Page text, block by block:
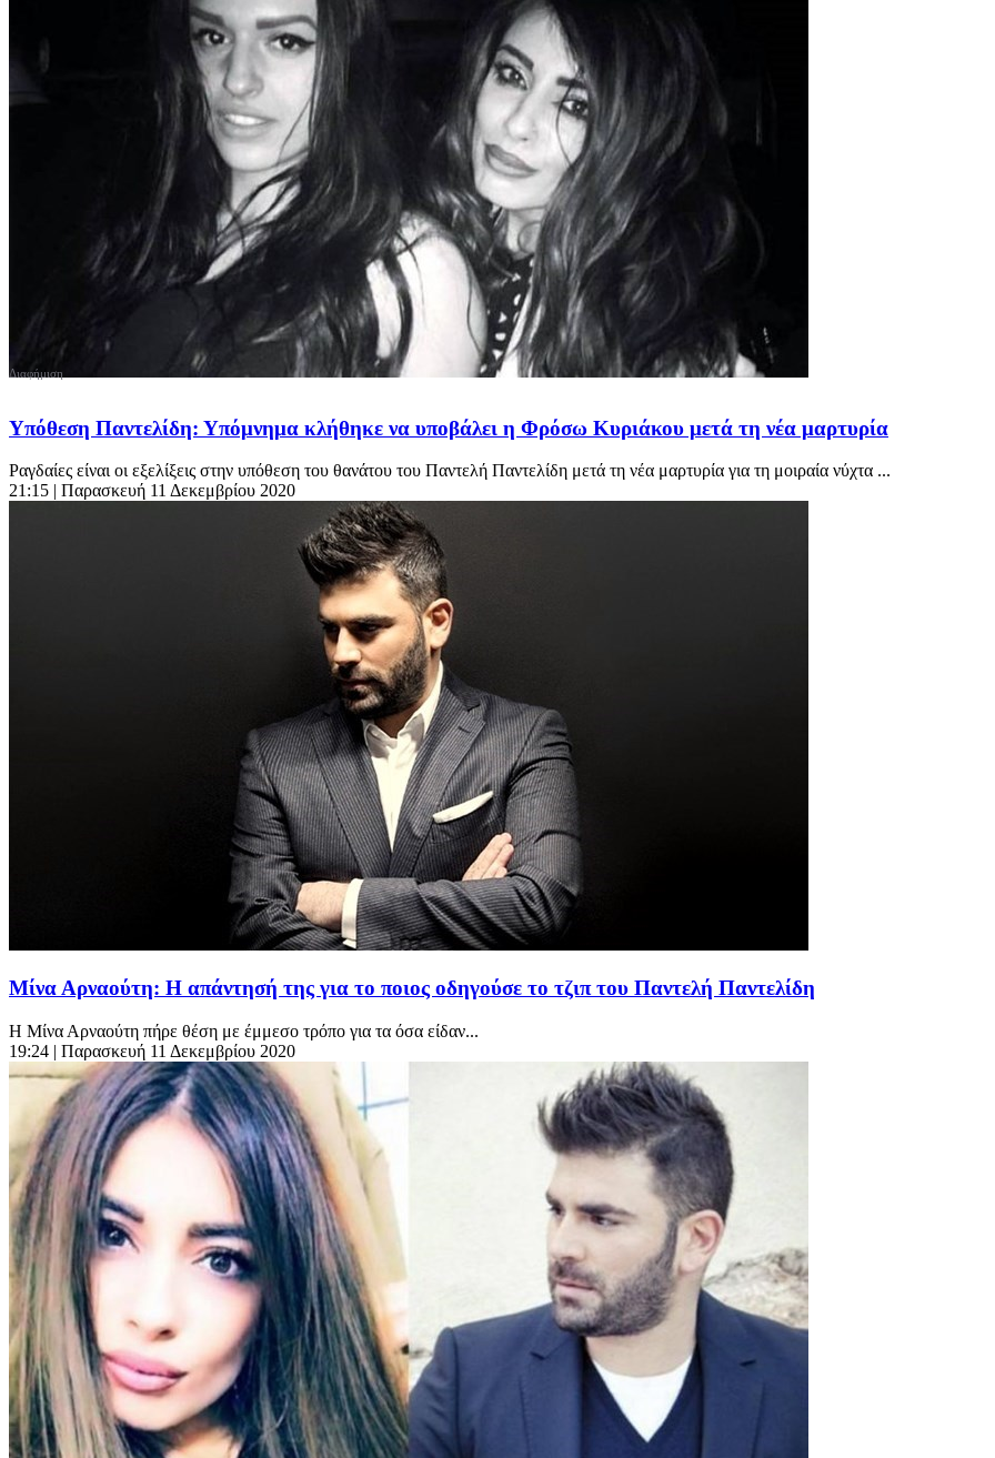
Υπόθεση Παντελίδη: Υπόμνημα κλήθηκε να υποβάλει η Φρόσω Κυριάκου μετά τη νέα μαρτυρία
Ραγδαίες είναι οι εξελίξεις στην υπόθεση του θανάτου του Παντελή Παντελίδη μετά τη νέα μαρτυρία για τη μοιραία νύχτα ...
21:15 | Παρασκευή 11 Δεκεμβρίου 2020
Μίνα Αρναούτη: Η απάντησή της για το ποιος οδηγούσε το τζιπ του Παντελή Παντελίδη
Η Μίνα Αρναούτη πήρε θέση με έμμεσο τρόπο για τα όσα είδαν...
19:24 | Παρασκευή 11 Δεκεμβρίου 2020